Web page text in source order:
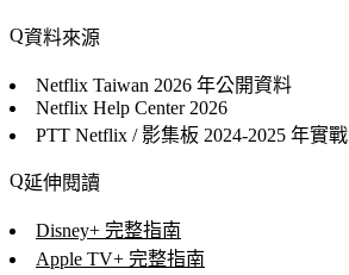
資料來源
Netflix Taiwan 2026 年公開資料
Netflix Help Center2026
PTT Netflix / 影集板 2024-2025 年實戰
延伸閱讀
Disney+ 完整指南
Apple TV+ 完整指南